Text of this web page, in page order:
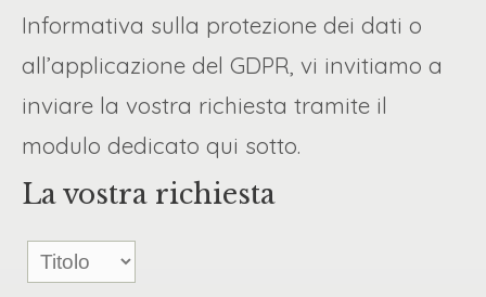
Informativa sulla protezione dei dati o
all’applicazione del GDPR, vi invitiamo a
inviare la vostra richiesta tramite il
modulo dedicato qui sotto.
La vostra richiesta